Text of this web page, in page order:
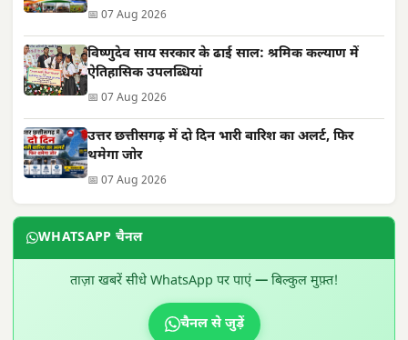
📅 07 Aug 2026
विष्णुदेव साय सरकार के ढाई साल: श्रमिक कल्याण में
ऐतिहासिक उपलब्धियां
📅 07 Aug 2026
उत्तर छत्तीसगढ़ में दो दिन भारी बारिश का अलर्ट, फिर
थमेगा जोर
📅 07 Aug 2026
WHATSAPP चैनल
ताज़ा खबरें सीधे WhatsApp पर पाएं — बिल्कुल मुफ़्त!
चैनल से जुड़ें